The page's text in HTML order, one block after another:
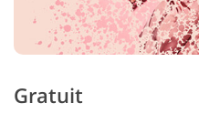
Gratuit